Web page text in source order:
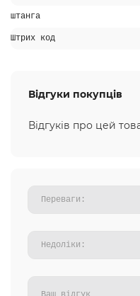
штанга
Штрих код
Відгуки покупців
Відгуків про цей